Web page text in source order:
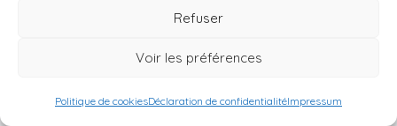
Refuser
Voir les préférences
Politique de cookiesDéclaration de confidentialitéImpressum
Vous devez disposer de150000 euros
d’épargne immédiatement disponible.